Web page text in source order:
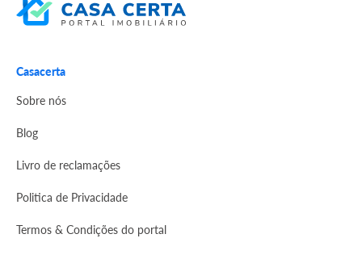
Casacerta
Sobre nós
Blog
Livro de reclamações
Politica de Privacidade
Termos & Condições do portal